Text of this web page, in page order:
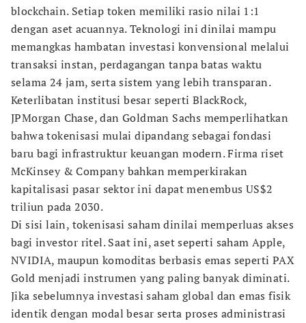
blockchain. Setiap token memiliki rasio nilai 1:1
dengan aset acuannya. Teknologi ini dinilai mampu
memangkas hambatan investasi konvensional melalui
transaksi instan, perdagangan tanpa batas waktu
selama 24 jam, serta sistem yang lebih transparan.
Keterlibatan institusi besar seperti BlackRock,
JPMorgan Chase, dan Goldman Sachs memperlihatkan
bahwa tokenisasi mulai dipandang sebagai fondasi
baru bagi infrastruktur keuangan modern. Firma riset
McKinsey & Company bahkan memperkirakan
kapitalisasi pasar sektor ini dapat menembus US$2
triliun pada 2030.
Di sisi lain, tokenisasi saham dinilai memperluas akses
bagi investor ritel. Saat ini, aset seperti saham Apple,
NVIDIA, maupun komoditas berbasis emas seperti PAX
Gold menjadi instrumen yang paling banyak diminati.
Jika sebelumnya investasi saham global dan emas fisik
identik dengan modal besar serta proses administrasi